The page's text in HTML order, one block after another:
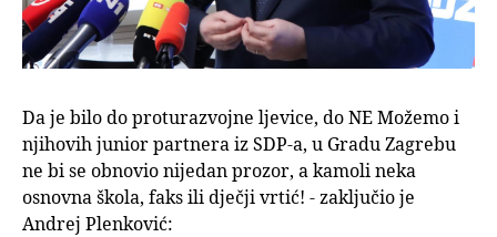
Da je bilo do proturazvojne ljevice, do NE Možemo i
njihovih junior partnera iz SDP-a, u Gradu Zagrebu
ne bi se obnovio nijedan prozor, a kamoli neka
osnovna škola, faks ili dječji vrtić! - zaključio je
Andrej Plenković: